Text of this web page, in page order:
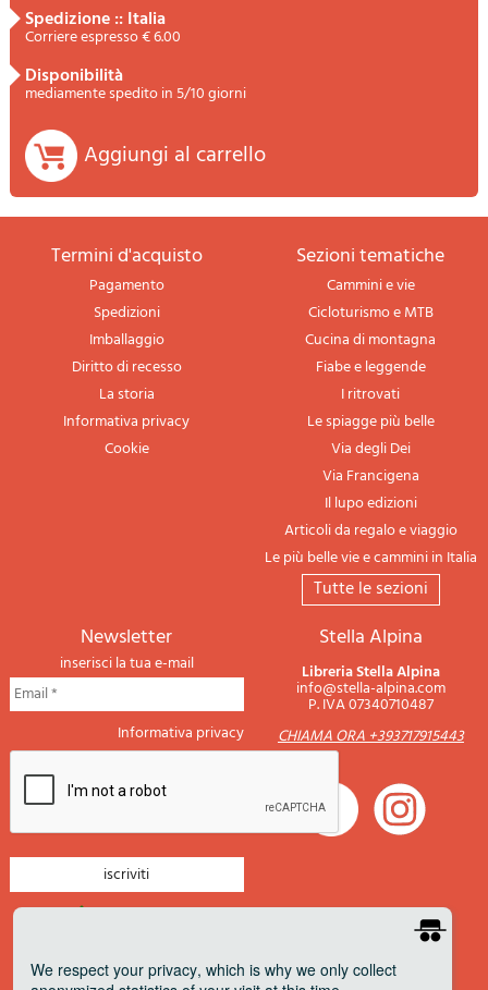
spedizione :: Italia
Corriere espresso € 6.00
disponibilità
mediamente spedito in 5/10 giorni
Aggiungi al carrello
termini d'acquisto
Pagamento
Spedizioni
Imballaggio
Diritto di recesso
La storia
Informativa privacy
Cookie
sezioni tematiche
Cammini e vie
Cicloturismo e MTB
Cucina di montagna
Fiabe e leggende
I ritrovati
Le spiagge più belle
Via degli Dei
Via Francigena
Il lupo edizioni
Articoli da regalo e viaggio
Le più belle vie e cammini in Italia
tutte le sezioni
newsletter
inserisci la tua e-mail
Informativa privacy
Stella Alpina
Libreria Stella Alpina
info@stella-alpina.com
P. IVA 07340710487
CHIAMA ORA +393717915443
We respect your privacy, which is why we only collect